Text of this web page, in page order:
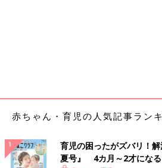
赤ちゃん・育児の人気記事ラン
育児の困ったがズバリ！
夏号』 4カ月～2才になる